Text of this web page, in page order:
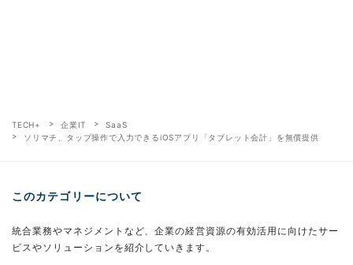
TECH+ 企業IT
SaaS
ソリマチ、タップ操作で入力できるiOSアプリ「タブレット会計」を無償提供
このカテゴリーについて
統合業務やマネジメントなど、企業の経営資源の有効活用に向けたサー
ビスやソリューションを紹介していきます。